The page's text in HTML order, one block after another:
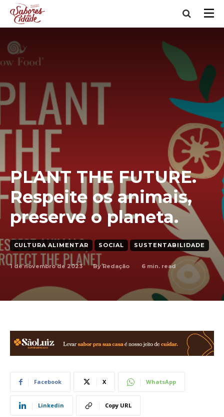
PLANT THE FUTURE.
Respeite os animais,
preserve o planeta.
CULTURA ALIMENTAR SOCIAL SUSTENTABILIDADE
1 de novembro de 2023 By Redação 6 min. read
Facebook X WhatsApp
Linkedin Copy URL